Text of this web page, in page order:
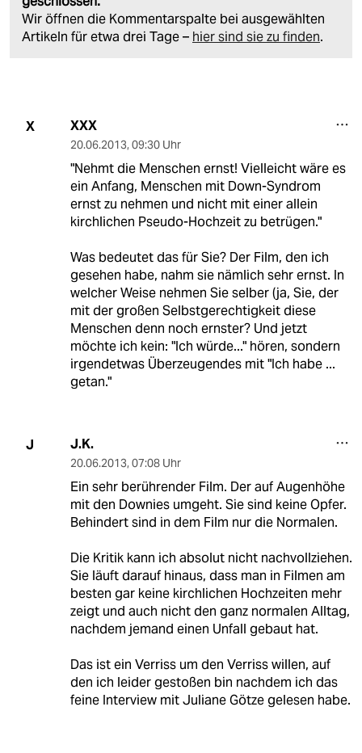
Wir öffnen die Kommentarspalte bei ausgewählten
Artikeln für etwa drei Tage – hier sind sie zu finden.
X XXX
20.06.2013, 09:30 Uhr
"Nehmt die Menschen ernst! Vielleicht wäre es
ein Anfang, Menschen mit Down-Syndrom
ernst zu nehmen und nicht mit einer allein
kirchlichen Pseudo-Hochzeit zu betrügen."
Was bedeutet das für Sie? Der Film, den ich
gesehen habe, nahm sie nämlich sehr ernst. In
welcher Weise nehmen Sie selber (ja, Sie, der
mit der großen Selbstgerechtigkeit diese
Menschen denn noch ernster? Und jetzt
möchte ich kein: "Ich würde..." hören, sondern
irgendetwas Überzeugendes mit "Ich habe ...
getan."
J J.K.
20.06.2013, 07:08 Uhr
Ein sehr berührender Film. Der auf Augenhöhe
mit den Downies umgeht. Sie sind keine Opfer.
Behindert sind in dem Film nur die Normalen.
Die Kritik kann ich absolut nicht nachvollziehen.
Sie läuft darauf hinaus, dass man in Filmen am
besten gar keine kirchlichen Hochzeiten mehr
zeigt und auch nicht den ganz normalen Alltag,
nachdem jemand einen Unfall gebaut hat.
Das ist ein Verriss um den Verriss willen, auf
den ich leider gestoßen bin nachdem ich das
feine Interview mit Juliane Götze gelesen habe.